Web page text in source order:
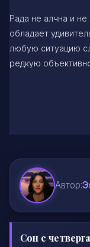
Рада не алчна и
обладает
любую ситуацию
редкую
Автор:
Сон с